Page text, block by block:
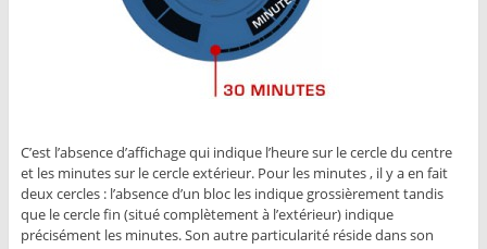
C’est l’absence d’affichage qui indique l’heure sur le cercle du centre
et les minutes sur le cercle extérieur. Pour les minutes , il y a en fait
deux cercles : l’absence d’un bloc les indique grossièrement tandis
que le cercle fin (situé complètement à l’extérieur) indique
précisément les minutes. Son autre particularité réside dans son